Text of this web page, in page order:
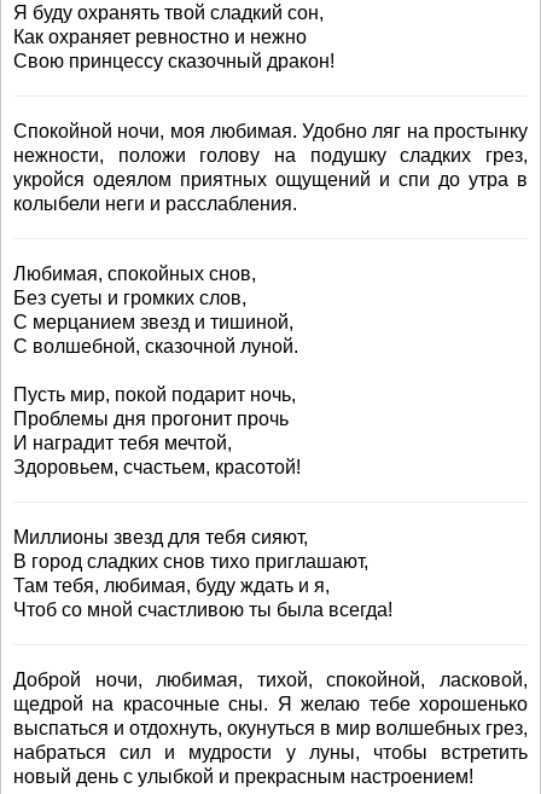
Я буду охранять твой сладкий сон,
Как охраняет ревностно и нежно
Свою принцессу сказочный дракон!
Спокойной ночи, моя любимая. Удобно ляг на простынку
нежности, положи голову на подушку сладких грез,
укройся одеялом приятных ощущений и спи до утра в
колыбели неги и расслабления.
Любимая, спокойных снов,
Без суеты и громких слов,
С мерцанием звезд и тишиной,
С волшебной, сказочной луной.
Пусть мир, покой подарит ночь,
Проблемы дня прогонит прочь
И наградит тебя мечтой,
Здоровьем, счастьем, красотой!
Миллионы звезд для тебя сияют,
В город сладких снов тихо приглашают,
Там тебя, любимая, буду ждать и я,
Чтоб со мной счастливою ты была всегда!
Доброй ночи, любимая, тихой, спокойной, ласковой,
щедрой на красочные сны. Я желаю тебе хорошенько
выспаться и отдохнуть, окунуться в мир волшебных грез,
набраться сил и мудрости у луны, чтобы встретить
новый день с улыбкой и прекрасным настроением!